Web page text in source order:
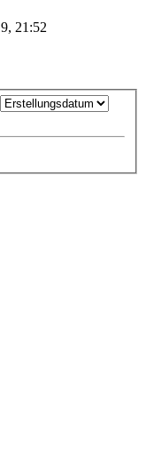
21:52